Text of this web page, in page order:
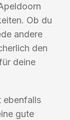
Ob du
andere
den
deine
ebenfalls
gute